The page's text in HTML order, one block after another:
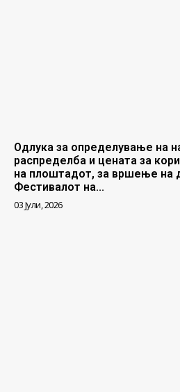
Одлука за определување на
распределба и цената за
на плоштадот, за вршење на
Фестивалот на...
03 Јули, 2026